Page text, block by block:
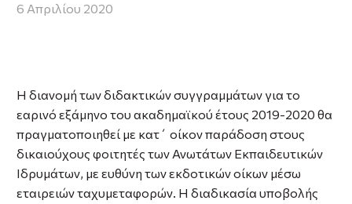
6 Απριλίου 2020
Η διανομή των διδακτικών συγγραμμάτων για το
εαρινό εξάμηνο του ακαδημαϊκού έτους 2019-2020 θα
πραγματοποιηθεί με κατ΄ οίκον παράδοση στους
δικαιούχους φοιτητές των Ανωτάτων Εκπαιδευτικών
Ιδρυμάτων, με ευθύνη των εκδοτικών οίκων μέσω
εταιρειών ταχυμεταφορών. Η διαδικασία υποβολής